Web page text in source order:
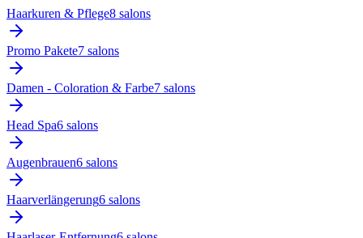
Haarkuren & Pflege8 salons
Promo Pakete7 salons
Damen - Coloration & Farbe7 salons
Head Spa6 salons
Augenbrauen6 salons
Haarverlängerung6 salons